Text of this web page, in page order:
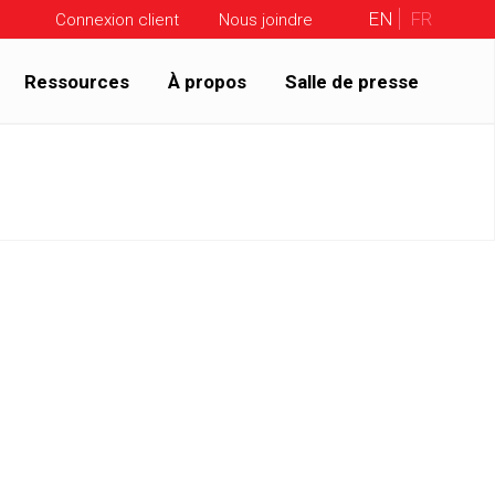
Connexion client Nous joindre EN FR
Ressources À propos Salle de presse